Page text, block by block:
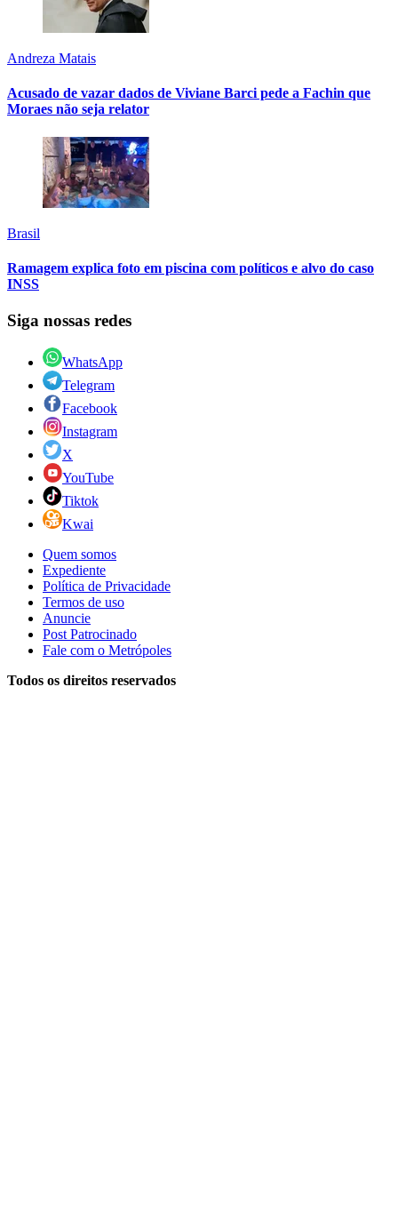
Andreza Matais
Acusado de vazar dados de Viviane Barci pede a Fachin que
Moraes não seja relator
Brasil
Ramagem explica foto em piscina com políticos e alvo do caso
INSS
Siga nossas redes
WhatsApp
Telegram
Facebook
Instagram
X
YouTube
Tiktok
Kwai
Quem somos
Expediente
Política de Privacidade
Termos de uso
Anuncie
Post Patrocinado
Fale com o Metrópoles
Todos os direitos reservados